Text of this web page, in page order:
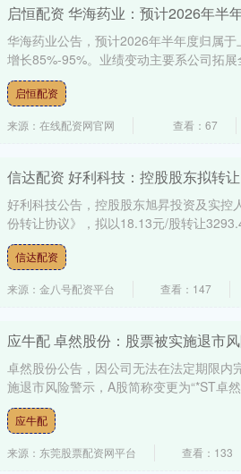
启恒配资 华海药业：预计2026年半
华海药业公告，预计2026年半年度归属
增长85%-95%。业绩变动主要系公司拓
启恒配资
来源：在线配资网官网 查看：67
信达配资 好利科技：控股股东拟转
好利科技公告，控股股东旭昇投资及实控
份转让协议》，拟以18.13元/股转让
信达配资
来源：金八号配资平台 查看：147
应牛配 卓然股份：股票被实施退市
卓然股份公告，因公司无法在法定期限
施退市风险警示，A股简称变更为“*ST卓
应牛配
来源：东莞股票配资网平台 查看：133